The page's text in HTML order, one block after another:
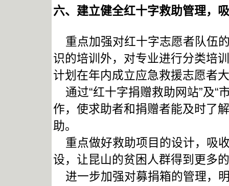
六、建立健全红十字救助管理，
重点加强对红十字志愿者队伍
识的培训外，对专业进行分类培
计划在年内成立应急救援志愿者
通过“红十字捐赠救助网站”及“
作，使求助者和捐赠者能及时了
助。
重点做好救助项目的设计，吸
设，让昆山的贫困人群得到更多
进一步加强对募捐箱的管理，